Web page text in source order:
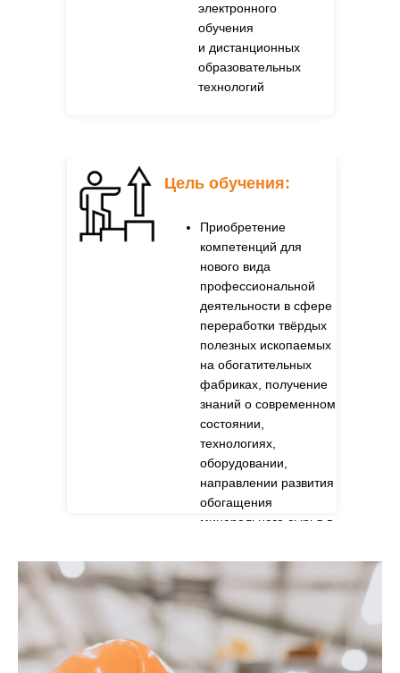
Программа
разработана в
соответствии с:
273-ФЗ "Об
образовании в
Российской
Федерации"
Приказом
утверждении
организации и
осуществления
образовательной
деятельности по
дополнительным
профессиональным
программам».
приобретение
студентами базовых
знаний по организации
изысканий для
различных видов
методам изучения
особенностей разреза
исследуемой
территории, состава,
состояния и физико-
электронного
обучения
и дистанционных
образовательных
технологий
Цель обучения:
Приобретение
компетенций для
нового вида
профессиональной
деятельности в сфере
переработки твёрдых
полезных ископаемых
на обогатительных
фабриках, получение
знаний о современном
состоянии,
технологиях,
оборудовании,
направлении развития
обогащения
минерального сырья в